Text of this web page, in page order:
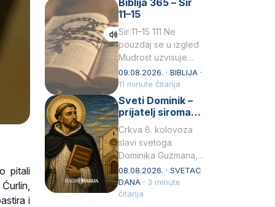
pitali
i
židovske obitelji, 12.
listopada 1891, u
Wrocławu…
Biblija 365 – Sir
11–15
Sir 11–15 111 Ne
pouzdaj se u izgled
Mudrost uzvisuje
glavu siromahui
posađuje ga među
knezove.2 Ne hvali
čovjeka po obličju
09.08.2026. · BIBLIJA ·
11 minute čitanja
Sveti Dominik –
prijatelj siromaha
i širitelj krunice
Crkva 8. kolovoza
slavi svetoga
Dominika Guzmana,
svećenika i
utemeljitelja Reda
propovjednika (Ordo
08.08.2026. · SVETAC
DANA · 3 minute
čitanja